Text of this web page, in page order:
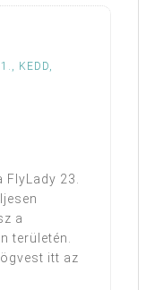
KEDD,
FlyLady 23.
a
területén.
itt az